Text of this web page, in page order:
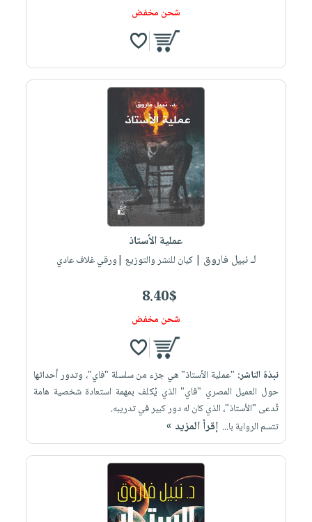
شحن مخفض
عملية الأستاذ
لـ نبيل فاروق | كيان للنشر والتوزيع |ورقي غلاف عادي
8.40$
شحن مخفض
نبذة الناشر: "عملية الأستاذ" هي جزء من سلسلة "فاي"، وتدور أحداثها
حول العميل المصري "فاي" الذي يُكلف بمهمة استعادة شخصية هامة
تُدعى "الأستاذ"، الذي كان له دور كبير في تدريبه.
تتسم الرواية با... إقرأ المزيد »